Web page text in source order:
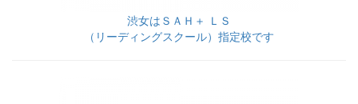
渋女はＳＡＨ＋ ＬＳ
（リーディングスクール）指定校です